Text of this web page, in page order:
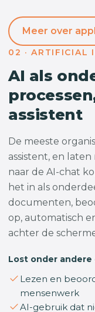
Meer over
02 · ARTIFICIAL
AI als
assistent
De meeste
assistent, en
naar de AI-chat
het in als
documenten,
op, automatisch
achter de
Lost onder andere
Lezen en
mensenwerk
AI-gebruik dat